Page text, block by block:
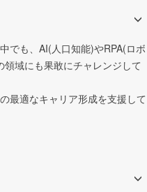
でも、AI(人口知能)やRPA(ロボ
域にも果敢にチャレンジして
最適なキャリア形成を支援して